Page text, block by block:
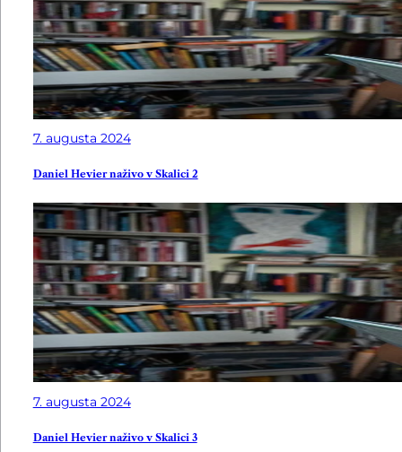
7. augusta 2024
Daniel Hevier naživo v Skalici 2
7. augusta 2024
Daniel Hevier naživo v Skalici 3